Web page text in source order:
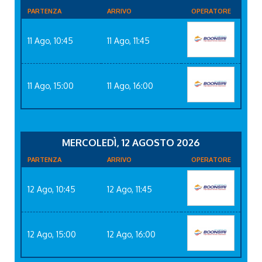
PARTENZA ARRIVO OPERATORE
11 Ago, 10:45 11 Ago, 11:45
11 Ago, 15:00 11 Ago, 16:00
MERCOLEDÌ, 12 AGOSTO 2026
PARTENZA ARRIVO OPERATORE
12 Ago, 10:45 12 Ago, 11:45
12 Ago, 15:00 12 Ago, 16:00